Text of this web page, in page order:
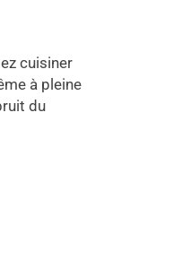
cuisiner
à pleine
du